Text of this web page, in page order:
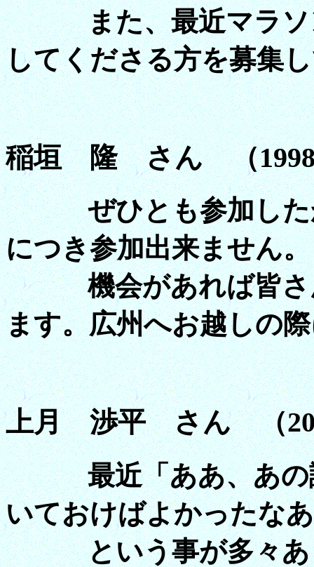
また、最近マラソン
してくださる方を募集
稲垣 隆 さん （1998
ぜひとも参加したか
につき参加出来ません。
機会があれば皆さん
ます。広州へお越しの
上月 渉平 さん （
最近「ああ、あの講
いておけばよかったな
という事が多々あり